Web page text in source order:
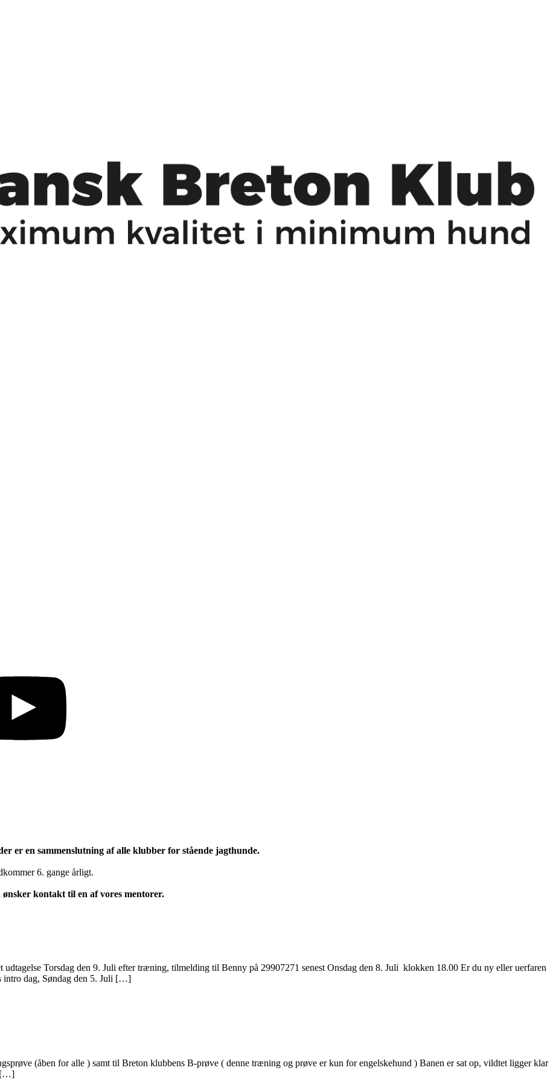
er en sammenslutning af alle klubber for stående jagthunde.
6. gange årligt.
kontakt til en af vores mentorer.
udtagelse Torsdag den 9. Juli efter træning, tilmelding til Benny på 29907271 senest Onsdag den 8. Juli klokken 18.00 Er du ny eller uerfaren
intro dag, Søndag den 5. Juli […]
(åben for alle ) samt til Breton klubbens B-prøve ( denne træning og prøve er kun for engelskehund ) Banen er sat op, vildtet ligger klar
[…]